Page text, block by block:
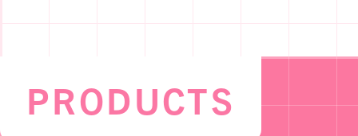
PRODUCTS